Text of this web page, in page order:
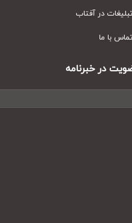
در آفتاب
با ما
در خبرنامه